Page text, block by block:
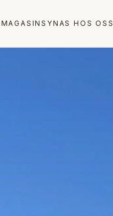
MAGASINSYNAS HOS OSS